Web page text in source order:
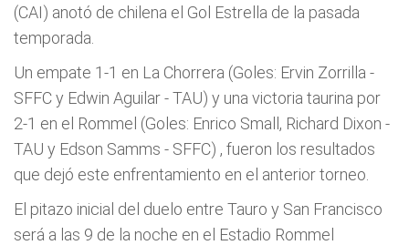
(CAI) anotó de chilena el Gol Estrella de la pasada
temporada.
Un empate 1-1 en La Chorrera (Goles: Ervin Zorrilla -
SFFC y Edwin Aguilar - TAU) y una victoria taurina por
2-1 en el Rommel (Goles: Enrico Small, Richard Dixon -
TAU y Edson Samms - SFFC) , fueron los resultados
que dejó este enfrentamiento en el anterior torneo.
El pitazo inicial del duelo entre Tauro y San Francisco
será a las 9 de la noche en el Estadio Rommel